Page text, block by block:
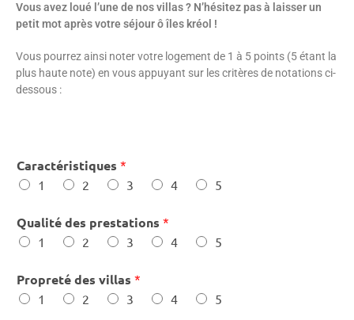
Vous avez loué l’une de nos villas ? N’hésitez pas à laisser un
petit mot après votre séjour ô îles kréol !
Vous pourrez ainsi noter votre logement de 1 à 5 points (5 étant la
plus haute note) en vous appuyant sur les critères de notations ci-
dessous :
Caractéristiques *
1
2 3 4 5
Qualité des prestations *
1
2 3 4 5
Propreté des villas *
1
2 3 4 5